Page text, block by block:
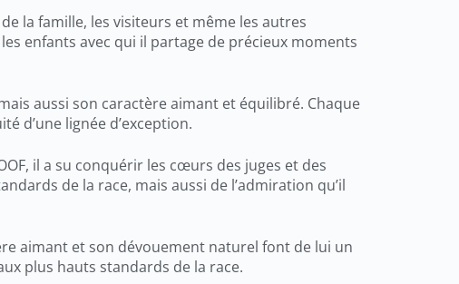
la famille, les visiteurs et même les autres
enfants avec qui il partage de précieux moments
aussi son caractère aimant et équilibré. Chaque
d’une lignée d’exception.
il a su conquérir les cœurs des juges et des
de la race, mais aussi de l’admiration qu’il
aimant et son dévouement naturel font de lui un
plus hauts standards de la race.